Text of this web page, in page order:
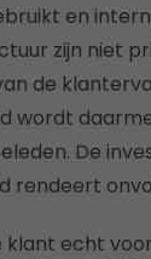
en
zijn niet
de
wordt
De
rendeert
klant echt